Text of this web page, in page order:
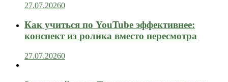
27.07.20260
Как учиться по YouTube эффективнее:
конспект из ролика вместо пересмотра
27.07.20260